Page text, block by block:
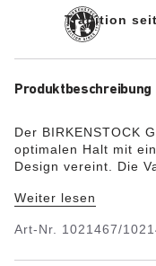
Tradition
Produktbeschreibung
Der BIRKENSTOCK
optimalen Halt mit
Design vereint. Die
des Halb-Exquisit-
außergewöhnlich
Weiter lesen
Art-Nr. 1021467/